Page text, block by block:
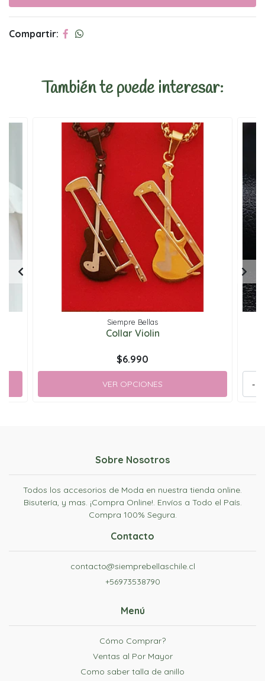
Compartir:
También te puede interesar:
Siempre Bellas
Collar Violin
$6.990
VER OPCIONES -
Sobre Nosotros
Todos los accesorios de Moda en nuestra tienda online.
Bisutería, y mas. ¡Compra Online!. Envíos a Todo el País.
Compra 100% Segura.
Contacto
contacto@siemprebellaschile.cl
+56973538790
Menú
Cómo Comprar?
Ventas al Por Mayor
Como saber talla de anillo